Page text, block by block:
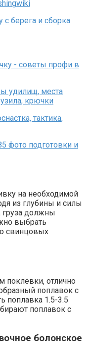
на необходимой
из глубины и силы
груза должны
выбрать
свинцовых
поклёвки, отлично
поплавок с
поплавка 1.5-3.5
поплавок с
болонское